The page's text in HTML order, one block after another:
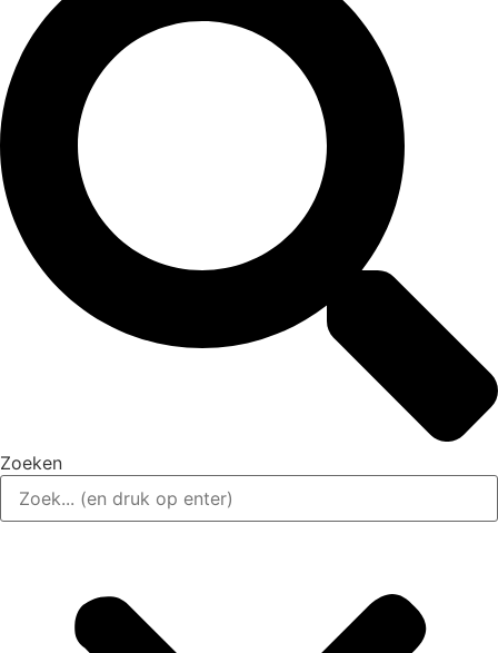
Zoeken